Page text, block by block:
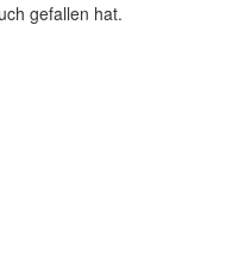
gefallen hat.